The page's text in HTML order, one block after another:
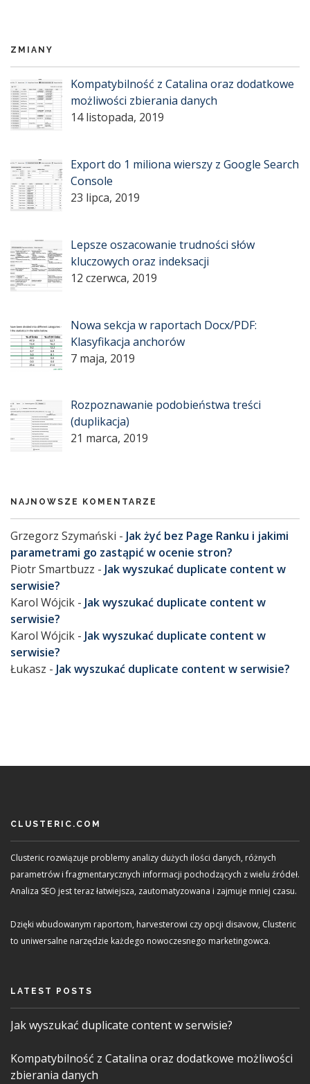
ZMIANY
Kompatybilność z Catalina oraz dodatkowe
możliwości zbierania danych
14 listopada, 2019
Export do 1 miliona wierszy z Google Search
Console
23 lipca, 2019
Lepsze oszacowanie trudności słów
kluczowych oraz indeksacji
12 czerwca, 2019
Nowa sekcja w raportach Docx/PDF:
Klasyfikacja anchorów
7 maja, 2019
Rozpoznawanie podobieństwa treści
(duplikacja)
21 marca, 2019
NAJNOWSZE KOMENTARZE
Grzegorz Szymański - Jak żyć bez Page Ranku i jakimi
parametrami go zastąpić w ocenie stron?
Piotr Smartbuzz - Jak wyszukać duplicate content w
serwisie?
Karol Wójcik - Jak wyszukać duplicate content w
serwisie?
Karol Wójcik - Jak wyszukać duplicate content w
serwisie?
Łukasz - Jak wyszukać duplicate content w serwisie?
CLUSTERIC.COM
Clusteric rozwiązuje problemy analizy dużych ilości danych, różnych
parametrów i fragmentarycznych informacji pochodzących z wielu źródeł.
Analiza SEO jest teraz łatwiejsza, zautomatyzowana i zajmuje mniej czasu.
Dzięki wbudowanym raportom, harvesterowi czy opcji disavow, Clusteric
to uniwersalne narzędzie każdego nowoczesnego marketingowca.
LATEST POSTS
Jak wyszukać duplicate content w serwisie?
Kompatybilność z Catalina oraz dodatkowe możliwości
zbierania danych